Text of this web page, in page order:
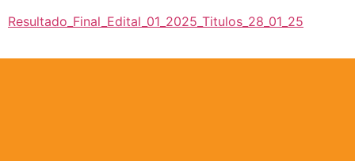
Resultado_Final_Edital_01_2025_Titulos_28_01_25